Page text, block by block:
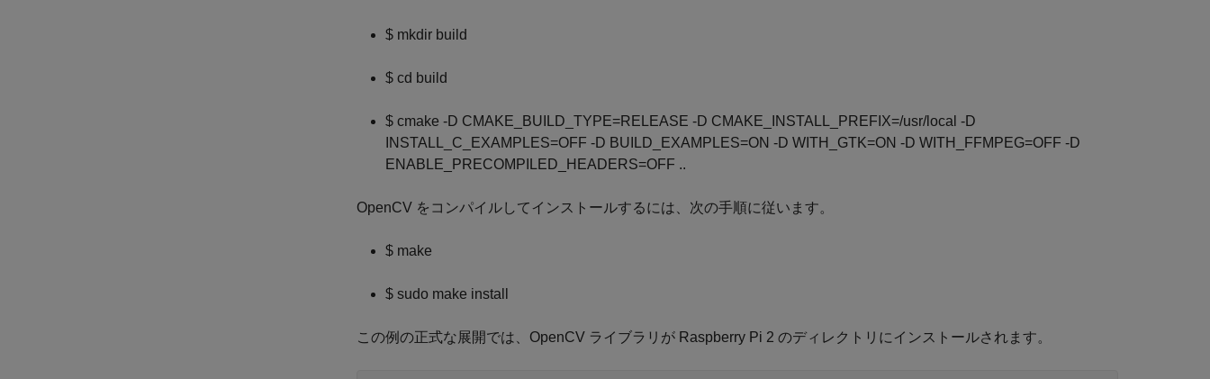
$ mkdir build
$ cd build
$ cmake -D CMAKE_BUILD_TYPE=RELEASE -D CMAKE_INSTALL_PREFIX=/usr/local -D
INSTALL_C_EXAMPLES=OFF -D BUILD_EXAMPLES=ON -D WITH_GTK=ON -D WITH_FFMPEG=OFF -D
ENABLE_PRECOMPILED_HEADERS=OFF ..
OpenCV をコンパイルしてインストールするには、次の手順に従います。
$ make
$ sudo make install
この例の正式な展開では、OpenCV ライブラリが Raspberry Pi 2 のディレクトリにインストールされます。